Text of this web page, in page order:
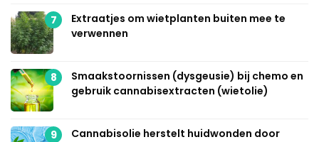
7
Extraatjes om wietplanten buiten mee te
verwennen
8
Smaakstoornissen (dysgeusie) bij chemo en
gebruik cannabisextracten (wietolie)
9
Cannabisolie herstelt huidwonden door